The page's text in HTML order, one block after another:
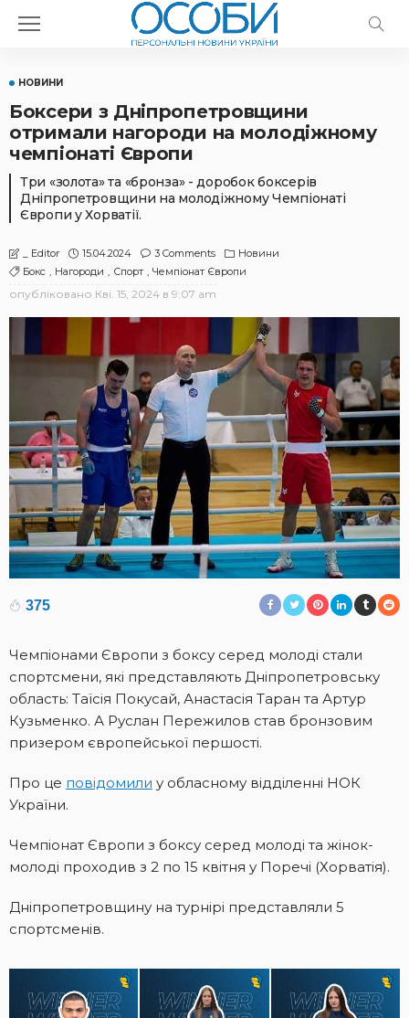
НОВИНИ
Боксери з Дніпропетровщини
отримали нагороди на молодіжному
чемпіонаті Європи
Три «золота» та «бронза» - доробок боксерів
Дніпропетровщини на молодіжному Чемпіонаті
Європи у Хорватії.
_ Editor 15.04.2024 3 Comments
Новини
Бокс
Нагороди Спорт Чемпіонат Європи
опубліковано Кві. 15, 2024 в 9:07 am
375
Чемпіонами Європи з боксу серед молоді стали
спортсмени, які представляють Дніпропетровську
область: Таїсія Покусай, Анастасія Таран та Артур
Кузьменко. А Руслан Пережилов став бронзовим
призером європейської першості.
Про це повідомили у обласному відділенні НОК
України.
Чемпіонат Європи з боксу серед молоді та жінок-
молоді проходив з 2 по 15 квітня у Поречі (Хорватія).
Дніпропетровщину на турнірі представляли 5
спортсменів.